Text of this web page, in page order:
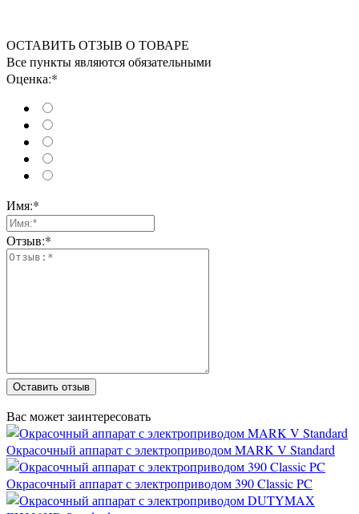
ОСТАВИТЬ ОТЗЫВ О ТОВАРЕ
Все пункты являются обязательными
Оценка:*
Имя:*
Отзыв:*
Оставить отзыв
Вас может заинтересовать
Окрасочный аппарат с электроприводом MARK V Standard
Окрасочный аппарат с электроприводом 390 Classic PC